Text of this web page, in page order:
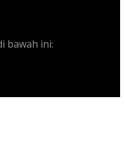
bawah ini: